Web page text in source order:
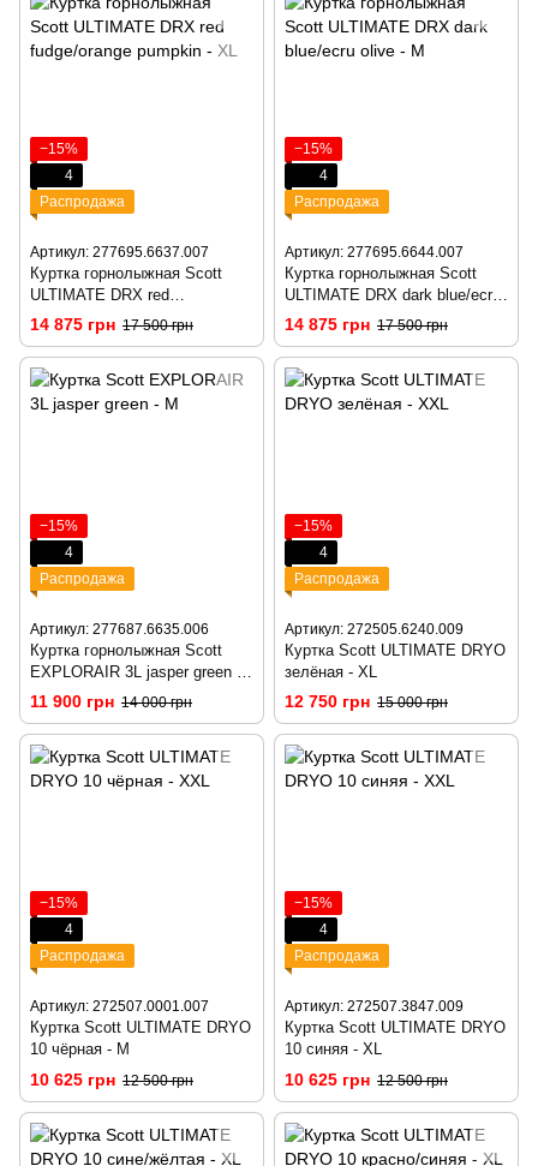
−15%
4
Распродажа
Артикул: 277695.6637.007
Куртка горнолыжная Scott
ULTIMATE DRX red
fudge/orange pumpkin - M
14 875 грн 17 500 грн
−15%
4
Распродажа
Артикул: 277695.6644.007
Куртка горнолыжная Scott
ULTIMATE DRX dark blue/ecru
olive - M
14 875 грн 17 500 грн
−15%
4
Распродажа
Артикул: 277687.6635.006
Куртка горнолыжная Scott
EXPLORAIR 3L jasper green -
S
11 900 грн 14 000 грн
−15%
4
Распродажа
Артикул: 272505.6240.009
Куртка Scott ULTIMATE DRYO
зелёная - XL
12 750 грн 15 000 грн
−15%
4
Распродажа
Артикул: 272507.0001.007
Куртка Scott ULTIMATE DRYO
10 чёрная - M
10 625 грн 12 500 грн
−15%
4
Распродажа
Артикул: 272507.3847.009
Куртка Scott ULTIMATE DRYO
10 синяя - XL
10 625 грн 12 500 грн